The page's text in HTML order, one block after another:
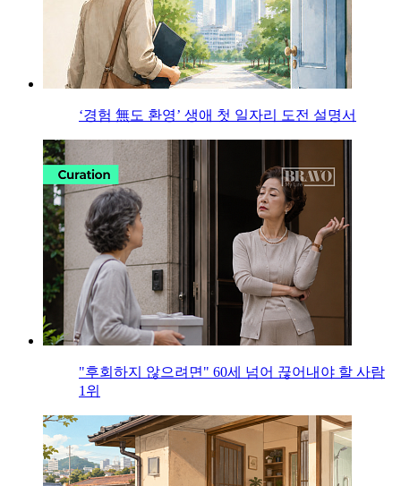
‘경험 無도 환영’ 생애 첫 일자리 도전 설명서
"후회하지 않으려면" 60세 넘어 끊어내야 할 사람
1위